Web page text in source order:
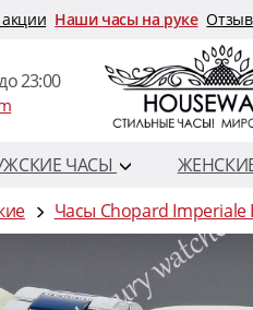
Наши часы на руке
23:00
ЧАСЫ
Часы Chopard Imperiale